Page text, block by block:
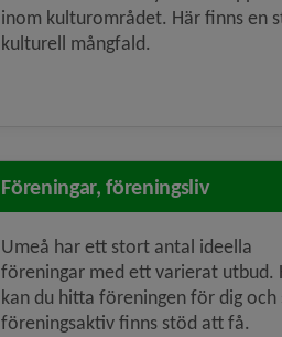
inom kulturområdet. Här finns en
kulturell mångfald.
Föreningar, föreningsliv
Umeå har ett stort antal ideella
föreningar med ett varierat utbud.
kan du hitta föreningen för dig och
föreningsaktiv finns stöd att få.